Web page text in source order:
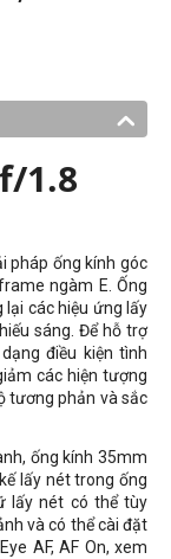
1.8
pháp ống kính góc
ngàm E. Ống
các hiệu ứng lấy
sáng. Để hỗ trợ
điều kiện tình
các hiện tượng
tương phản và sắc
ống kính 35mm
lấy nét trong ống
lấy nét có thể tùy
và có thể cài đặt
AF, AF On, xem